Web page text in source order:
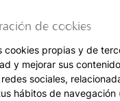
de cookies
cookies propias y de
y mejorar sus
sociales,
hábitos de